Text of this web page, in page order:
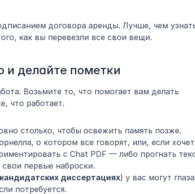
договора аренды. Лучше, чем
как вы перевезли все свои вещи.
и делайте пометки
Возьмите то, что помогает вам делать
что работает.
столько, чтобы освежить память позже.
о котором все говорят, или, если
с Chat PDF — либо прогнать
первые наброски.
кандидатских диссертациях) у вас могут глаза
потребуется.